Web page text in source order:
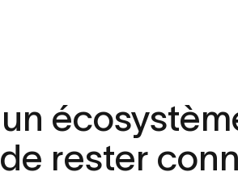
un
de rester